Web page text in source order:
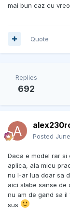
mai bun caz cu
Quote
Replies
692
Posted
Daca e model rar si
aplica, ala micu
nu l-ar lua doar sa
aici slabe sanse de
nu am de gand sa
sus